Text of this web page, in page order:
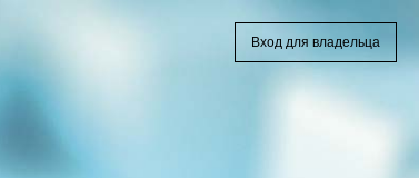
Вход для владельца